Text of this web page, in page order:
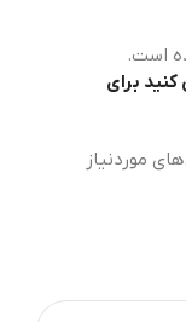
است.
برای
موردنیاز